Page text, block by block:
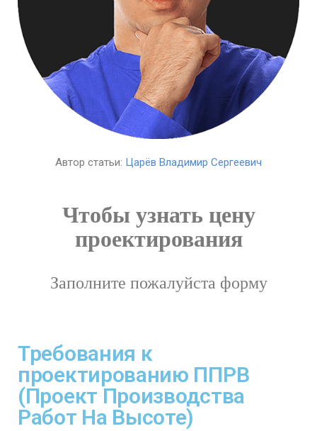
Автор статьи: Царёв Владимир Сергеевич
Чтобы узнать цену
проектирования
Заполните пожалуйста форму
Требования к
проектированию ППРВ
(Проект Производства
Работ На Высоте)